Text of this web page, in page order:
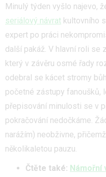
Minulý týden vyšlo najevo,
seriálový návrat kultovního
expert po práci
další pakáž. V hlavní roli se
který v závěru osmé řady
odebral se kácet stromy
početné zástupy fanoušků,
přepisování minulosti se v
pokračování nedočkáme.
narážím) neobživne,
několikaletou pauzu.
Čtěte také: Námořní